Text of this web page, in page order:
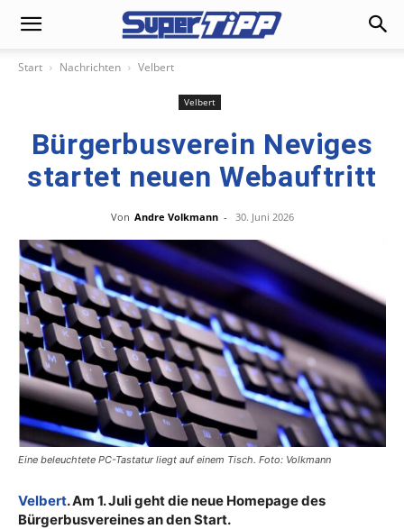
Start Nachrichten Velbert
Velbert
Bürgerbusverein Neviges
startet neuen Webauftritt
Von Andre Volkmann - 30. Juni 2026
Eine beleuchtete PC-Tastatur liegt auf einem Tisch. Foto: Volkmann
Velbert. Am 1. Juli geht die neue Homepage des
Bürgerbusvereines an den Start.